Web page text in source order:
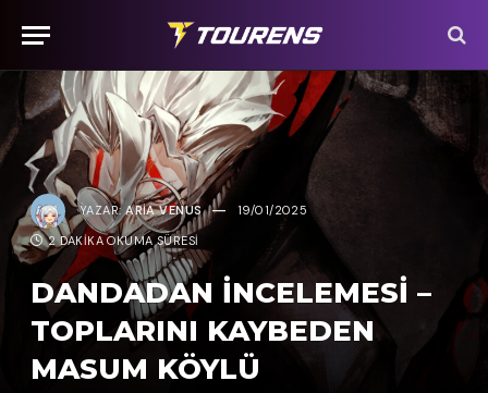
YAZAR: ARIA VENUS 19/01/2025
2 DAKIKA OKUMA SÜRESI
DANDADAN İNCELEMESI –
TOPLARINI KAYBEDEN
MASUM KÖYLÜ